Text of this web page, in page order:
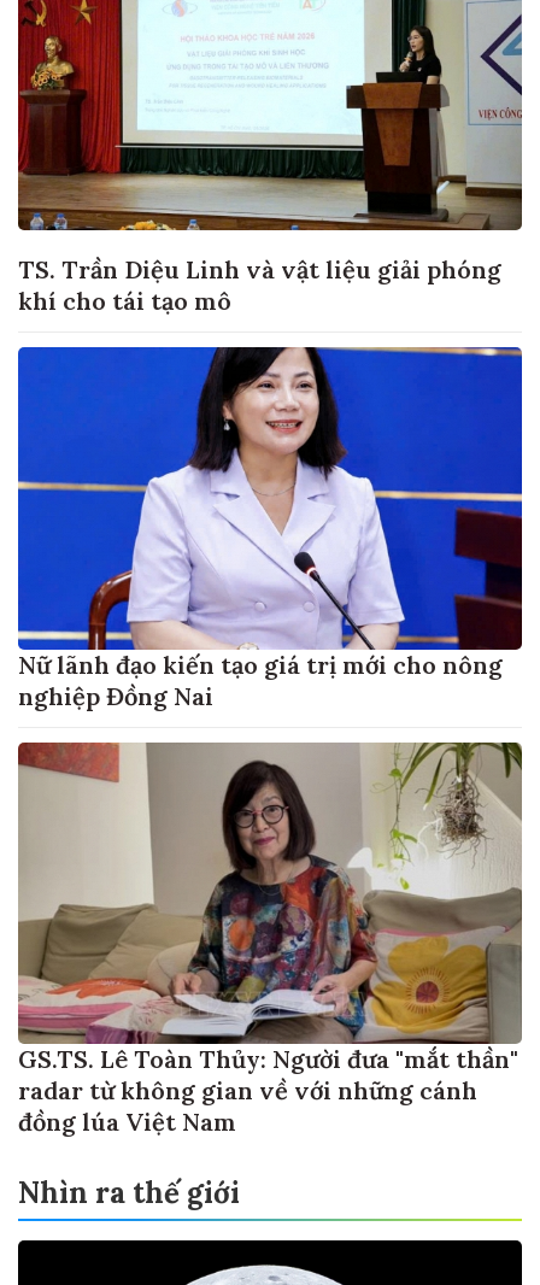
TS. Trần Diệu Linh và vật liệu giải phóng
khí cho tái tạo mô
Nữ lãnh đạo kiến tạo giá trị mới cho nông
nghiệp Đồng Nai
GS.TS. Lê Toàn Thủy: Người đưa "mắt thần"
radar từ không gian về với những cánh
đồng lúa Việt Nam
Nhìn ra thế giới